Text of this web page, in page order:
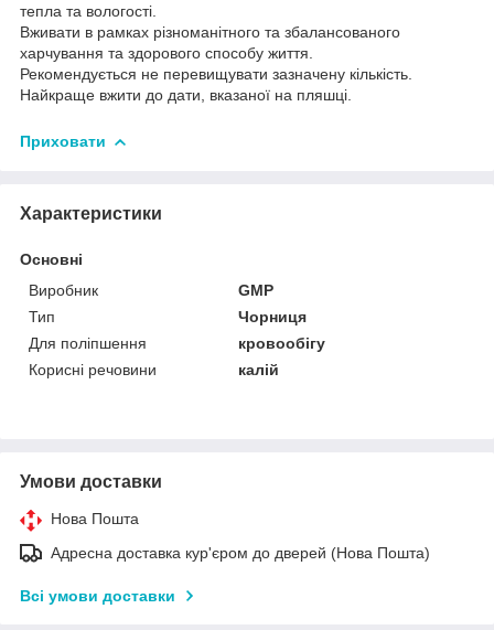
тепла та вологості.
Вживати в рамках різноманітного та збалансованого
харчування та здорового способу життя.
Рекомендується не перевищувати зазначену кількість.
Найкраще вжити до дати, вказаної на пляшці.
Приховати
Характеристики
Основні
Виробник
GMP
Тип
Чорниця
Для поліпшення
кровообігу
Корисні речовини
калій
Умови доставки
Нова Пошта
Адресна доставка кур'єром до дверей (Нова Пошта)
Всі умови доставки